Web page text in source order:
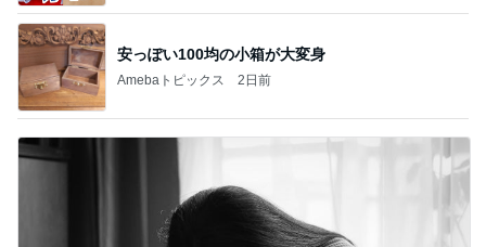
安っぽい100均の小箱が大変身
Amebaトピックス 2日前